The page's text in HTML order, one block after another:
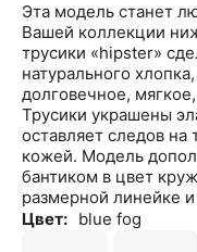
Эта модель станет
Вашей коллекции
трусики «hipster»
натурального
долговечное,
Трусики украшены
оставляет следов
кожей. Модель
бантиком в цвет
размерной линейке
Цвет: blue fog